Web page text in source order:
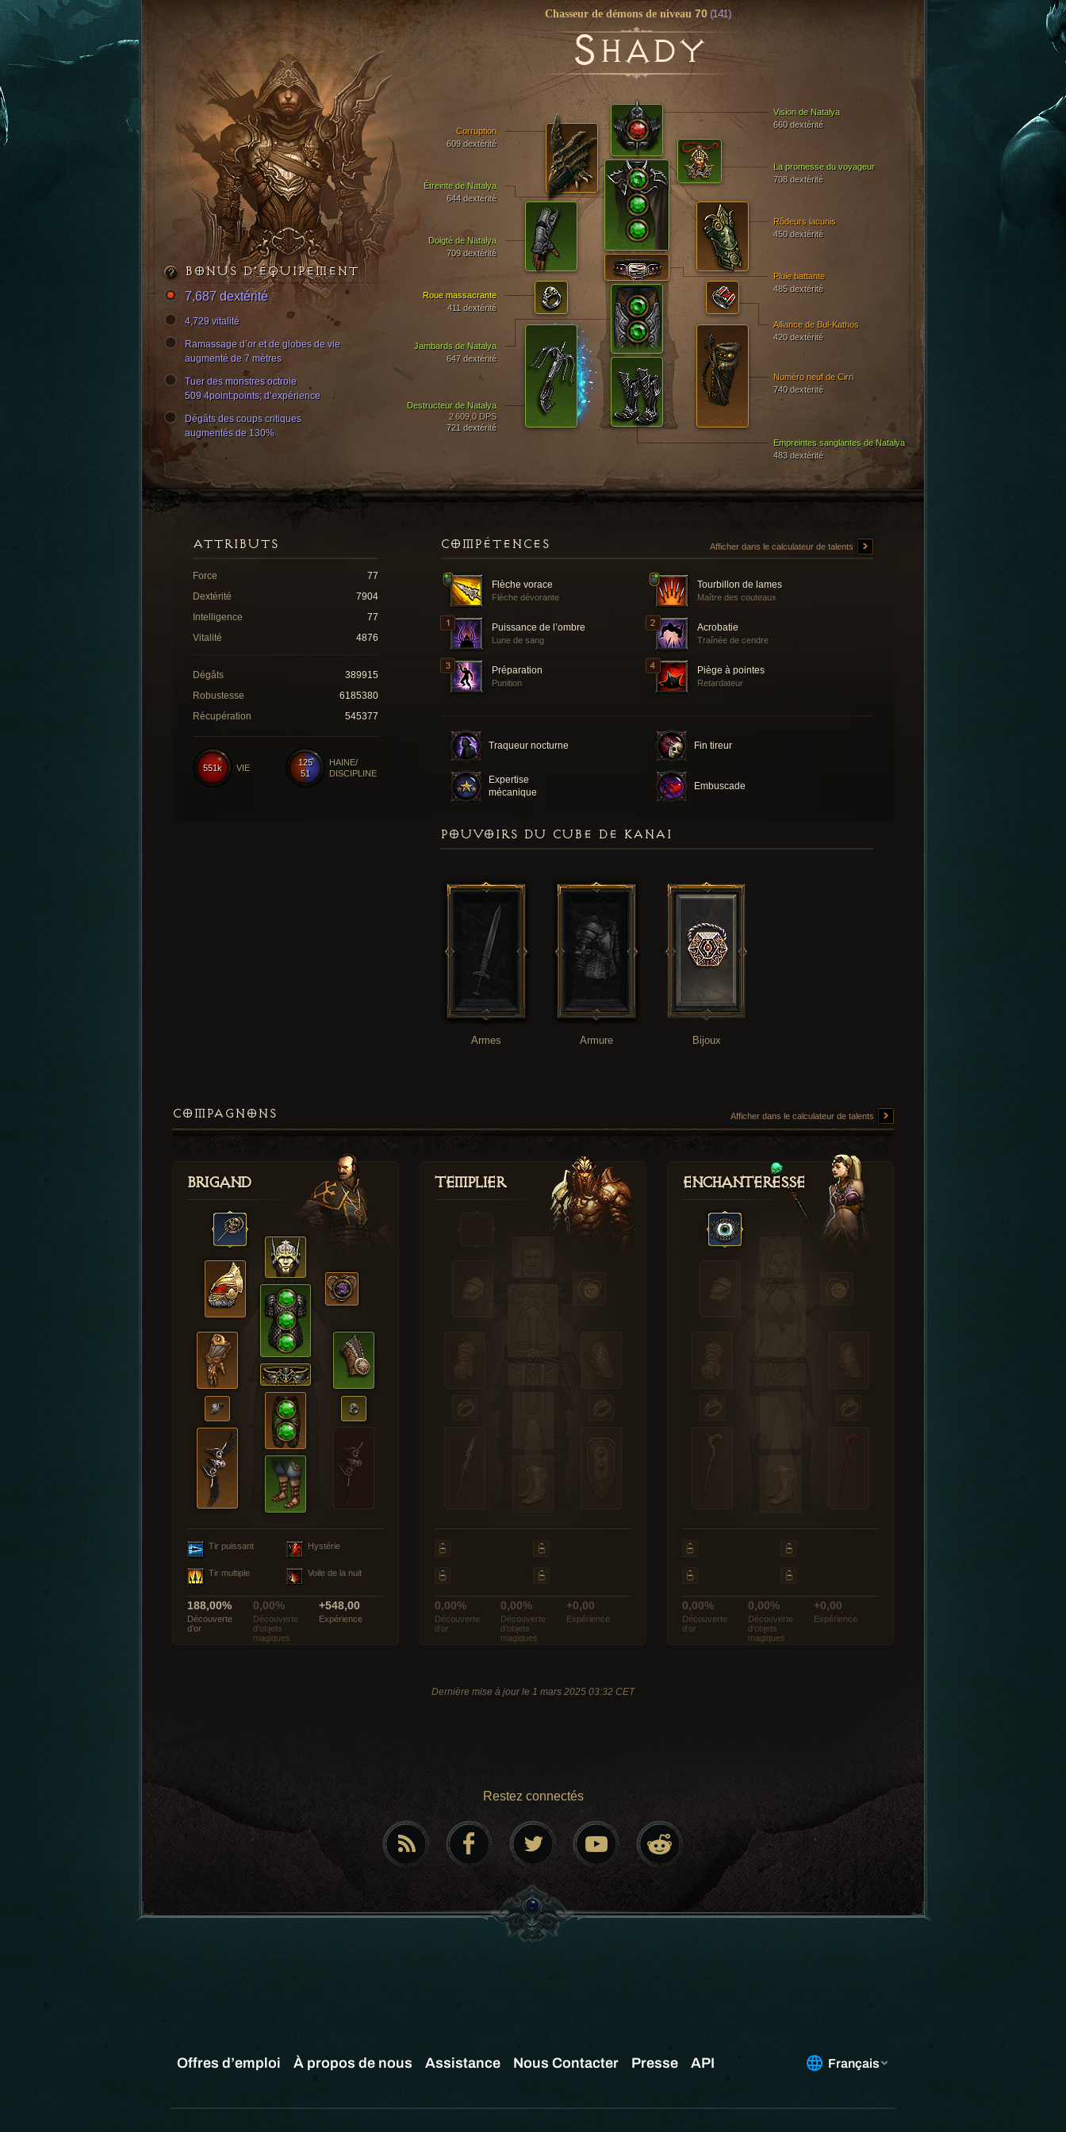
Chasseur de démons de niveau 70 (141)
SHADY
Vision de Natalya
660 dextérité
Étreinte de Natalya
644 dextérité
Empreintes sanglantes de Natalya
483 dextérité
Doigté de Natalya
709 dextérité
Corruption
609 dextérité
Jambards de Natalya
647 dextérité
Rôdeurs lacunis
450 dextérité
Destructeur de Natalya
2 609,0 DPS
721 dextérité
Numéro neuf de Cirri
740 dextérité
Pluie battante
485 dextérité
Alliance de Bul-Kathos
420 dextérité
Roue massacrante
411 dextérité
La promesse du voyageur
708 dextérité
BONUS D’ÉQUIPEMENT
7,687 dextérité
4,729 vitalité
Ramassage d’or et de globes de vie
augmenté de 7 mètres
Tuer des monstres octroie
509 4point:points; d’expérience
Dégâts des coups critiques
augmentés de 130%
COMPÉTENCES Afficher dans le calculateur de talents
Flèche vorace
Flèche dévorante
Tourbillon de lames
Maître des couteaux
Puissance de l’ombre
Lune de sang
Acrobatie
Traînée de cendre
Préparation
Punition
Piège à pointes
Retardateur
Traqueur nocturne Fin tireur
Expertise
mécanique
Embuscade
ATTRIBUTS
Force
77
Dextérité
7904
Intelligence
77
Vitalité
4876
Dégâts
389915
Robustesse
6185380
Récupération
545377
125
51
HAINE/
DISCIPLINE
551k VIE
POUVOIRS DU CUBE DE KANAI
Armes Armure Bijoux
COMPAGNONS Afficher dans le calculateur de talents
Brigand
Tir puissant Hystérie
Tir multiple Voile de la nuit
188,00%
Découverte
d’or
0,00%
Découverte
d’objets
magiques
+548,00
Expérience
Templier
0,00%
Découverte
d’or
0,00%
Découverte
d’objets
magiques
+0,00
Expérience
Enchanteresse
0,00%
Découverte
d’or
0,00%
Découverte
d’objets
magiques
+0,00
Expérience
Dernière mise à jour le 1 mars 2025 03:32 CET
Restez connectés